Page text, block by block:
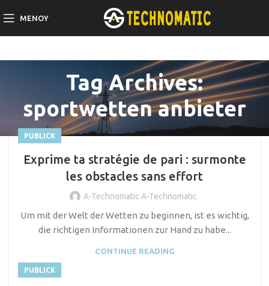
ΜΕΝΟΎ
Tag Archives:
sportwetten anbieter
PUBLICK
Exprime ta stratégie de pari : surmonte
les obstacles sans effort
A-Technomatic A-Technomatic
Um mit der Welt der Wetten zu beginnen, ist es wichtig,
die richtigen Informationen zur Hand zu habe...
CONTINUE READING
PUBLICK